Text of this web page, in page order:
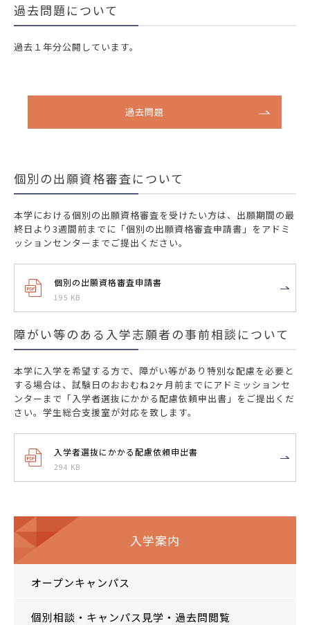
入学案内
オープンキャンパス
個別相談・キャンパス見学・過去問閲覧
過去問題について
過去１年分公開しています。
過去問題
個別の出願資格審査について
本学における個別の出願資格審査を受けたい方は、出願期間の最
終日より3週間前までに「個別の出願資格審査申請書」をアドミ
ッションセンターまでご提出ください。
個別の出願資格審査申請書
195 KB
障がい等のある入学志願者の事前相談について
本学に入学を希望する方で、障がい等があり特別な配慮を必要と
する場合は、試験日のおおむね2ヶ月前までにアドミッションセ
ンターまで「入学者選抜にかかる配慮依頼申出書」をご提出くだ
さい。学生総合支援室が対応を致します。
入学者選抜にかかる配慮依頼申出書
294 KB